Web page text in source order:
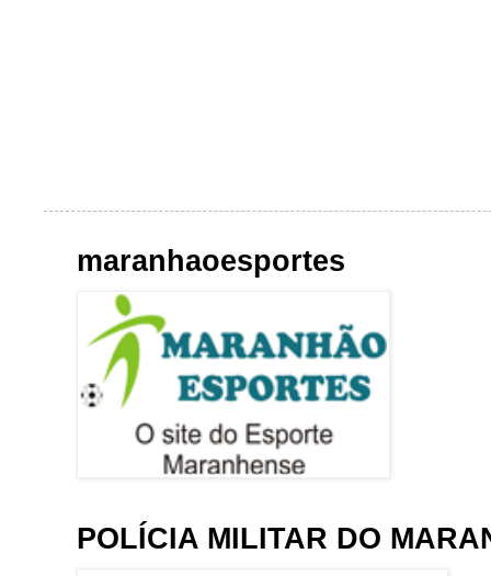
maranhaoesportes
POLÍCIA MILITAR DO